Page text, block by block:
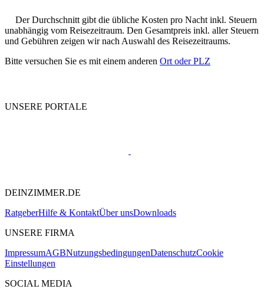
Der Durchschnitt gibt die übliche Kosten pro Nacht inkl. Steuern
unabhängig vom Reisezeitraum. Den Gesamtpreis inkl. aller Steuern
und Gebühren zeigen wir nach Auswahl des Reisezeitraums.
Bitte versuchen Sie es mit einem anderen Ort oder PLZ
UNSERE PORTALE
DEINZIMMER.DE
RatgeberHilfe & KontaktÜber unsDownloads
UNSERE FIRMA
ImpressumAGBNutzungsbedingungenDatenschutzCookie
Einstellungen
SOCIAL MEDIA